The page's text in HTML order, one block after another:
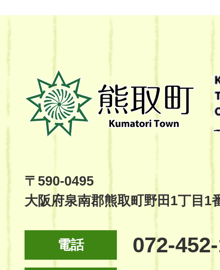
熊
取
町
Kumatori
Site
〒590-0495
大阪府泉南郡熊取町野田1丁目1
電話 072-